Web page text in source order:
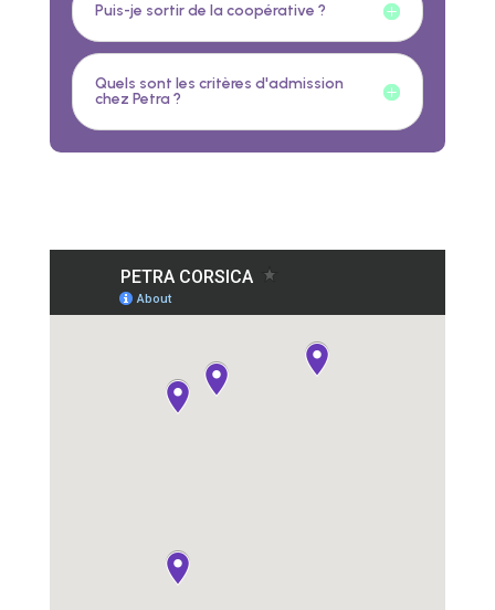
Puis-je sortir de la coopérative ?
Quels sont les critères d'admission
chez Petra ?